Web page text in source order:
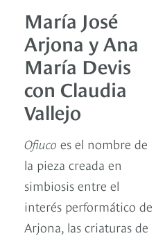
María José
Arjona y Ana
María Devis
con Claudia
Vallejo
Ofiuco es el nombre de
la pieza creada en
simbiosis entre el
interés performático de
Arjona, las criaturas de